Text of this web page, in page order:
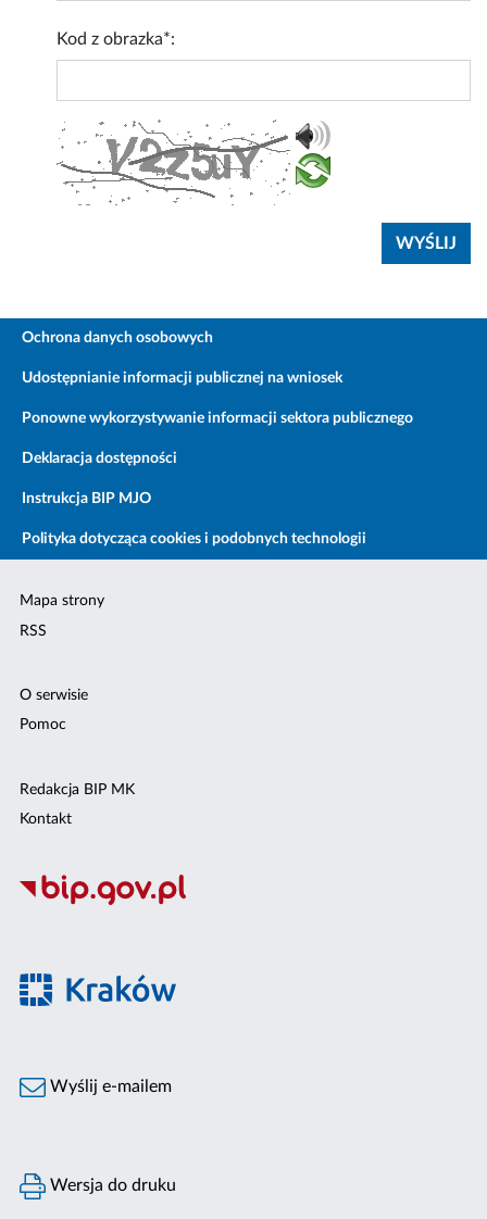
Kod z obrazka*:
Ochrona danych osobowych
Udostępnianie informacji publicznej na wniosek
Ponowne wykorzystywanie informacji sektora publicznego
Deklaracja dostępności
Instrukcja BIP MJO
Polityka dotycząca cookies i podobnych technologii
Mapa strony
RSS
O serwisie
Pomoc
Redakcja BIP MK
Kontakt
Wyślij e-mailem
Wersja do druku